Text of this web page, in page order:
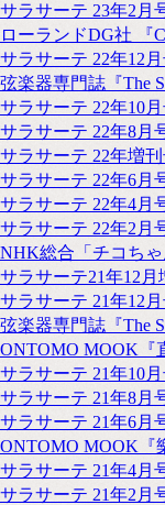
サラサーテ 23年2月
ローランドDG社 『
サラサーテ 22年12
弦楽器専門誌『The
サラサーテ 22年10
サラサーテ 22年8月
サラサーテ 22年増
サラサーテ 22年6月
サラサーテ 22年4月
サラサーテ 22年2月
NHK総合「チコちゃ
サラサーテ21年12月
サラサーテ 21年12
弦楽器専門誌『The
ONTOMO MOOK『
サラサーテ 21年10
サラサーテ 21年8月
サラサーテ 21年6月
ONTOMO MOOK『
サラサーテ 21年4月
サラサーテ 21年2月